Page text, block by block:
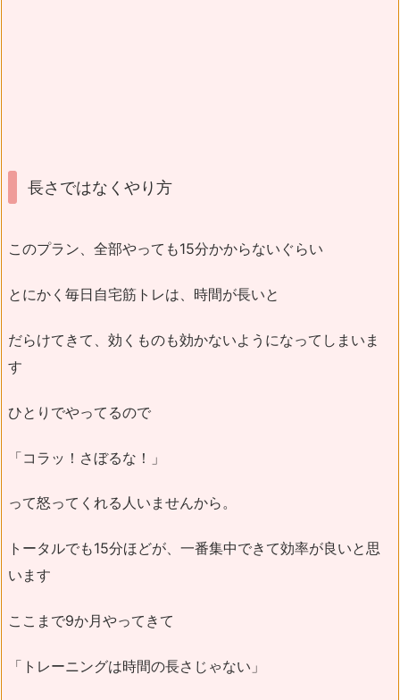
長さではなくやり方
このプラン、全部やっても15分かからないぐらい
とにかく毎日自宅筋トレは、時間が長いと
だらけてきて、効くものも効かないようになってしまいま
す
ひとりでやってるので
「コラッ！さぼるな！」
って怒ってくれる人いませんから。
トータルでも15分ほどが、一番集中できて効率が良いと思
います
ここまで9か月やってきて
「トレーニングは時間の長さじゃない」